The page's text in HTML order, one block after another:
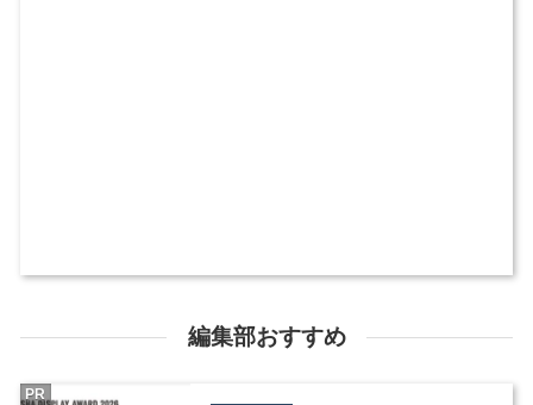
編集部おすすめ
PR